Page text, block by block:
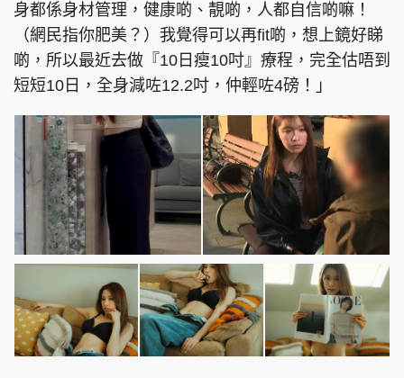
身都係身材管理，健康啲、靚啲，人都自信啲嘛！
（網民指你肥美？）我覺得可以再fit啲，想上鏡好睇
啲，所以最近去做『10日瘦10吋』療程，完全估唔到
短短10日，全身減咗12.2吋，仲輕咗4磅！」